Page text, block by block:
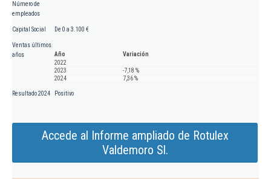
Número de
empleados
Capital Social De 0 a 3.100 €
Ventas últimos
años
Año
Variación
2022
2023
-7,18 %
2024
7,36 %
Resultado 2024 Positivo
Accede al Informe ampliado de Rotulex
Valdemoro Sl.